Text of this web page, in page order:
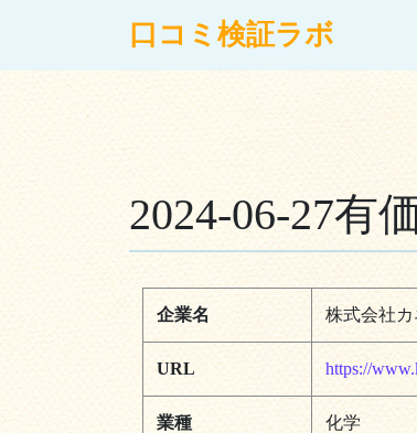
メインナビゲーション
口コミ検証ラボ
2024-06-27有
企業名 株式会社カ
URL https://
業種 化学